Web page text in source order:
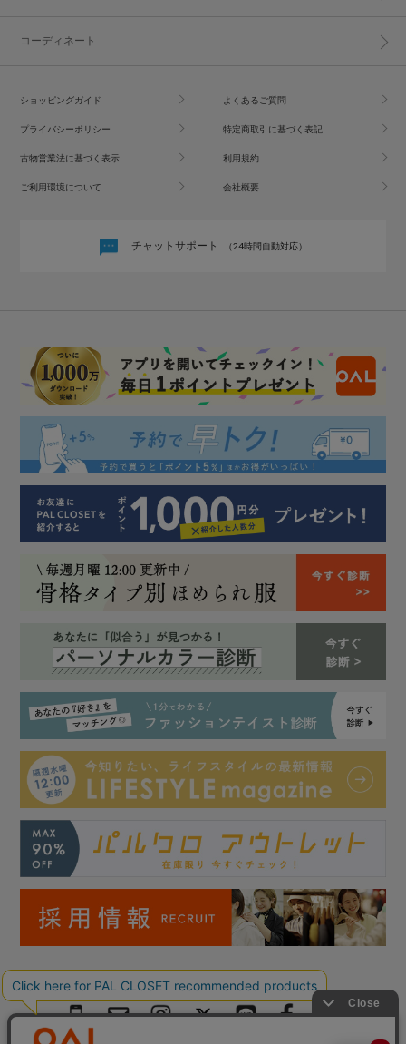
コーディネート
ショッピングガイド よくあるご質問
プライバシーポリシー 特定商取引に基づく表記
古物営業法に基づく表示 利用規約
ご利用環境について 会社概要
チャットサポート （24時間自動対応）